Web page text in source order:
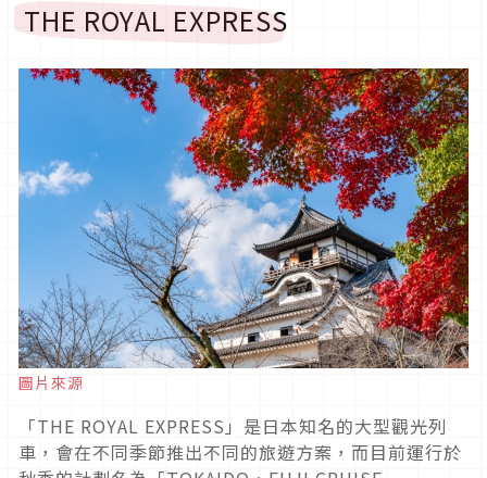
THE ROYAL EXPRESS
圖片來源
「THE ROYAL EXPRESS」是日本知名的大型觀光列
車，會在不同季節推出不同的旅遊方案，而目前運行於